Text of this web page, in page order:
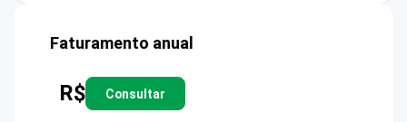
Faturamento anual
R$ Consultar